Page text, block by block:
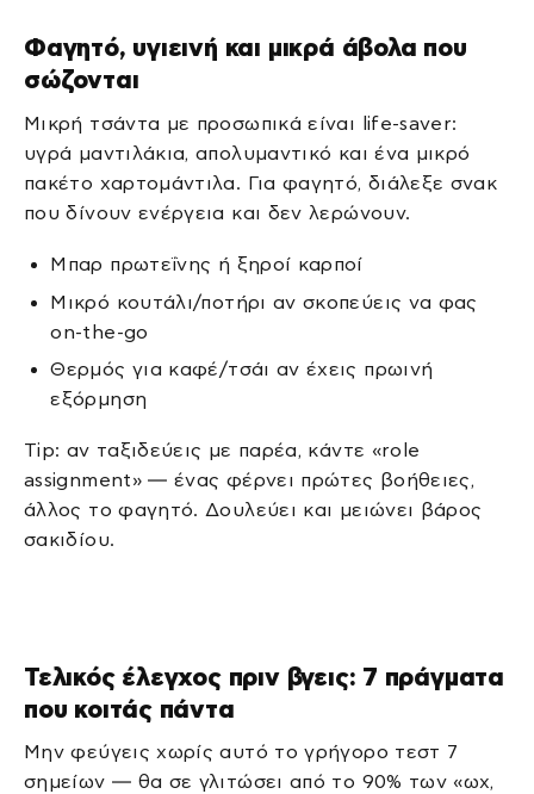
Φαγητό, υγιεινή και μικρά άβολα που
σώζονται
Μικρή τσάντα με προσωπικά είναι life-saver:
υγρά μαντιλάκια, απολυμαντικό και ένα μικρό
πακέτο χαρτομάντιλα. Για φαγητό, διάλεξε σνακ
που δίνουν ενέργεια και δεν λερώνουν.
Μπαρ πρωτεΐνης ή ξηροί καρποί
Μικρό κουτάλι/ποτήρι αν σκοπεύεις να φας
on-the-go
Θερμός για καφέ/τσάι αν έχεις πρωινή
εξόρμηση
Tip: αν ταξιδεύεις με παρέα, κάντε «role
assignment» — ένας φέρνει πρώτες βοήθειες,
άλλος το φαγητό. Δουλεύει και μειώνει βάρος
σακιδίου.
Τελικός έλεγχος πριν βγεις: 7 πράγματα
που κοιτάς πάντα
Μην φεύγεις χωρίς αυτό το γρήγορο τεστ 7
σημείων — θα σε γλιτώσει από το 90% των «ωχ,